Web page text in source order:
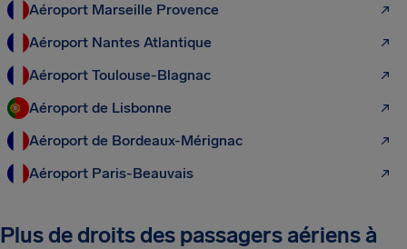
Aéroport Marseille Provence
Aéroport Nantes Atlantique
Aéroport Toulouse-Blagnac
Aéroport de Lisbonne
Aéroport de Bordeaux-Mérignac
Aéroport Paris-Beauvais
Plus de droits des passagers aériens à